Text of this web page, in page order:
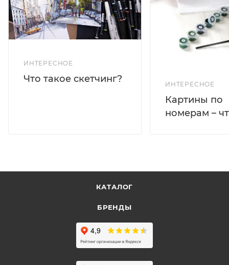
ИНТЕРЕСНОЕ
Что такое скетчинг?
ИНТЕРЕСНОЕ
Картины по
номерам –
КАТАЛОГ
БРЕНДЫ